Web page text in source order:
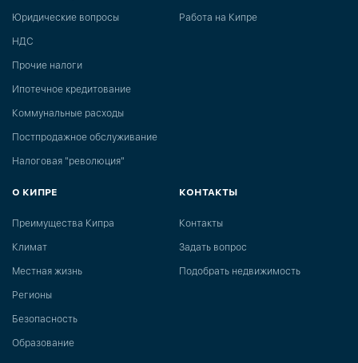
Юридические вопросы
НДС
Прочие налоги
Ипотечное кредитование
Коммунальные расходы
Постпродажное обслуживание
Налоговая "революция"
Работа на Кипре
О КИПРЕ
Преимущества Кипра
Климат
Местная жизнь
Регионы
Безопасность
Образование
КОНТАКТЫ
Контакты
Задать вопрос
Подобрать недвижимость